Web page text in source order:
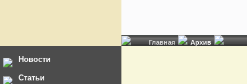
Главная Архив
Новости
Статьи